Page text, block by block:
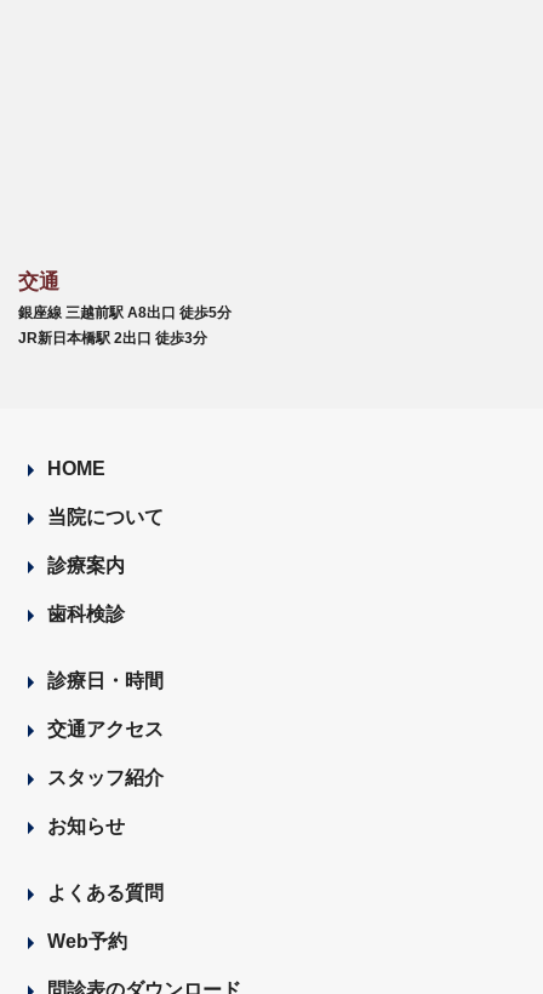
交通
銀座線 三越前駅 A8出口 徒歩5分
JR新日本橋駅 2出口 徒歩3分
HOME
当院について
診療案内
歯科検診
診療日・時間
交通アクセス
スタッフ紹介
お知らせ
よくある質問
Web予約
問診表のダウンロード